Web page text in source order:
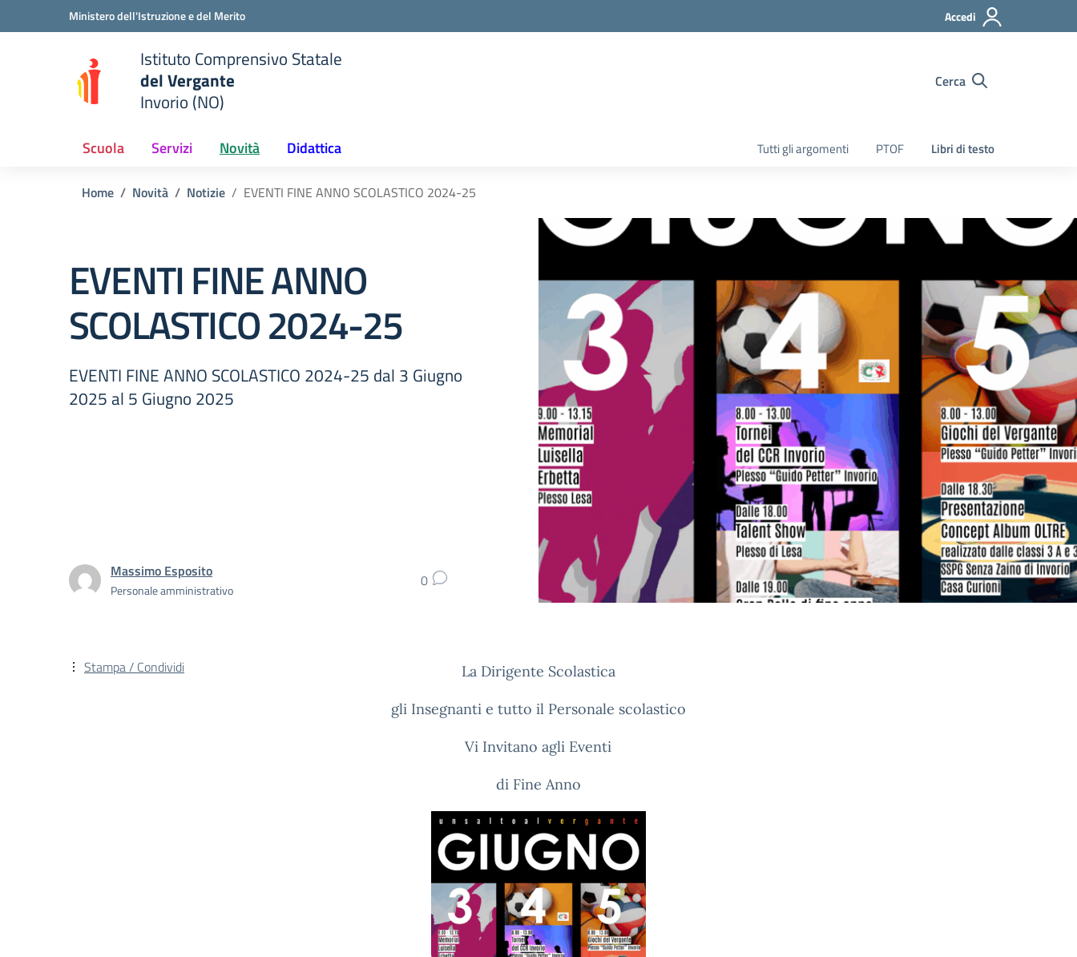
Vai ai contenuti
Vai al menu di navigazioneMinistero dell'Istruzione e del Merito Accedi
scuola
Istituto Comprensivo Statale
del Vergante
Invorio (NO)
Cerca
Scuola Servizi Novità Didattica Tutti gli argomenti PTOF Libri di testo
Home Novità Notizie EVENTI FINE ANNO SCOLASTICO 2024-25
EVENTI FINE ANNO
SCOLASTICO 2024-25
EVENTI FINE ANNO SCOLASTICO 2024-25 dal 3 Giugno
2025 al 5 Giugno 2025
Massimo Esposito
Personale amministrativo 0
La Dirigente Scolastica
gli Insegnanti e tutto il Personale scolastico
Vi Invitano agli Eventi
di Fine Anno
Stampa / Condividi